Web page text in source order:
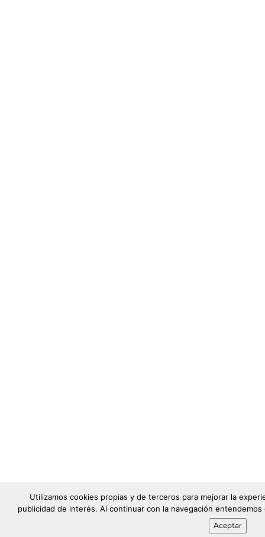
Utilizamos cookies propias y de terceros para mejorar la
publicidad de interés. Al continuar con la navegación
Aceptar